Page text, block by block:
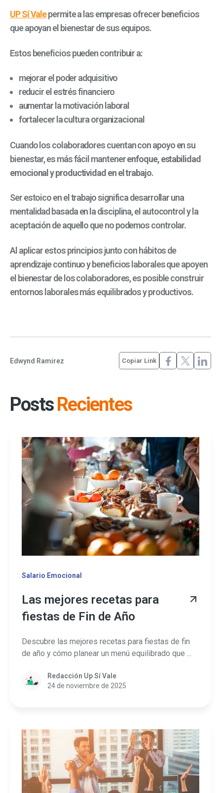
UP Sí Valepermite a las empresas ofrecer beneficios
que apoyan el bienestar de sus equipos.
Estos beneficios pueden contribuir a:
mejorar el poder adquisitivo
reducir el estrés financiero
aumentar la motivación laboral
fortalecer la cultura organizacional
Cuando los colaboradores cuentan con apoyo en su
bienestar, es más fácil mantenerenfoque, estabilidad
emocional y productividad en el trabajo.
Ser estoico en el trabajo significa desarrollar una
mentalidad basada en la disciplina, el autocontrol y la
aceptación de aquello que no podemos controlar.
Al aplicar estos principios junto con hábitos de
aprendizaje continuo y beneficios laborales que apoyen
el bienestar de los colaboradores, es posible construir
entornos laborales más equilibrados y productivos.
Edwynd Ramirez Copiar Link
PostsRecientes
Salario Emocional
Las mejores recetas para
fiestas de Fin de Año
Descubre las mejores recetas para fiestas de fin
de año y cómo planear un menú equilibrado que ...
Redacción Up Sí Vale
24 de noviembre de 2025